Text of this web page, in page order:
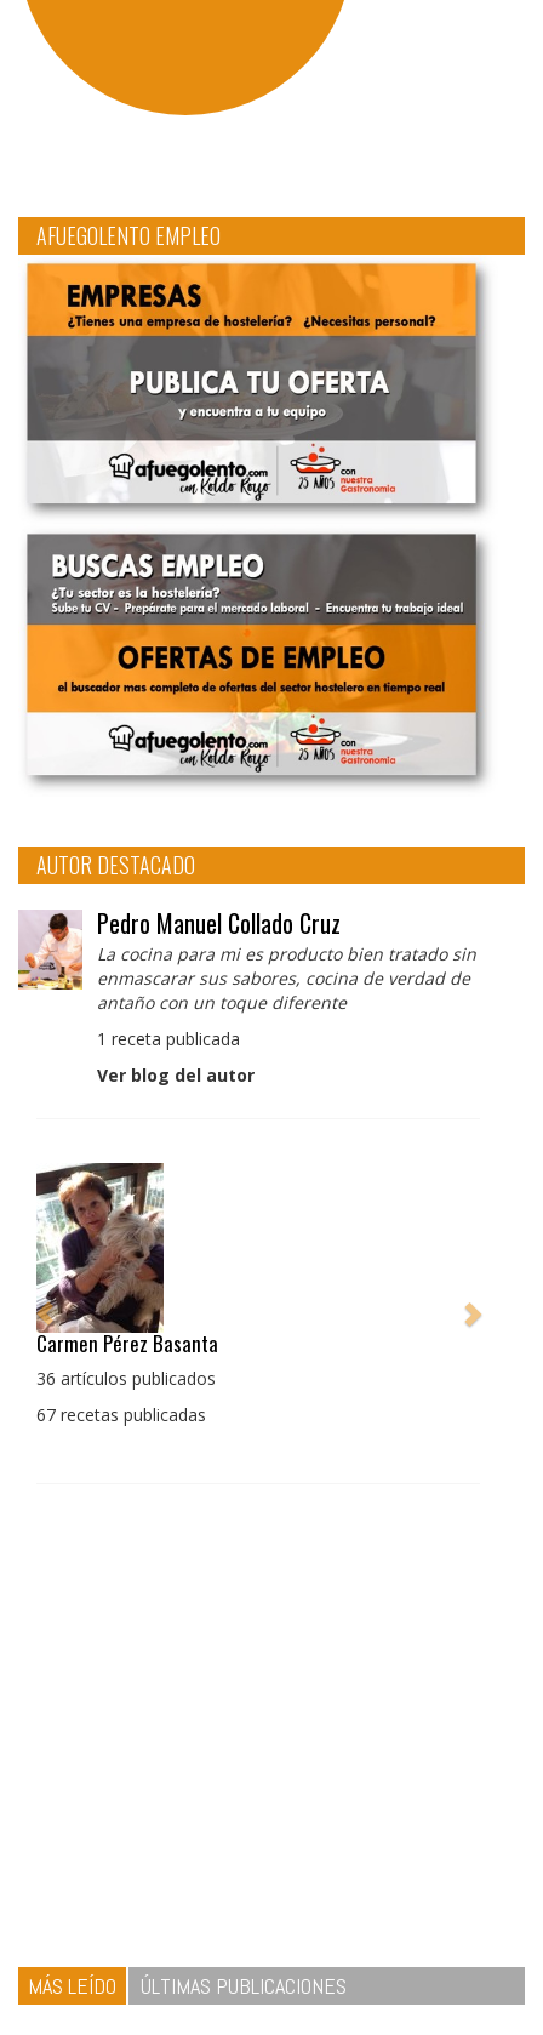
AFUEGOLENTO EMPLEO
AUTOR DESTACADO
Pedro Manuel Collado Cruz
La cocina para mi es producto bien tratado sin
enmascarar sus sabores, cocina de verdad de
antaño con un toque diferente
1 receta publicada
Ver blog del autor
Pedro Manuel Collado Cruz
La cocina para mi es producto bien tratado sin
con un toque diferente